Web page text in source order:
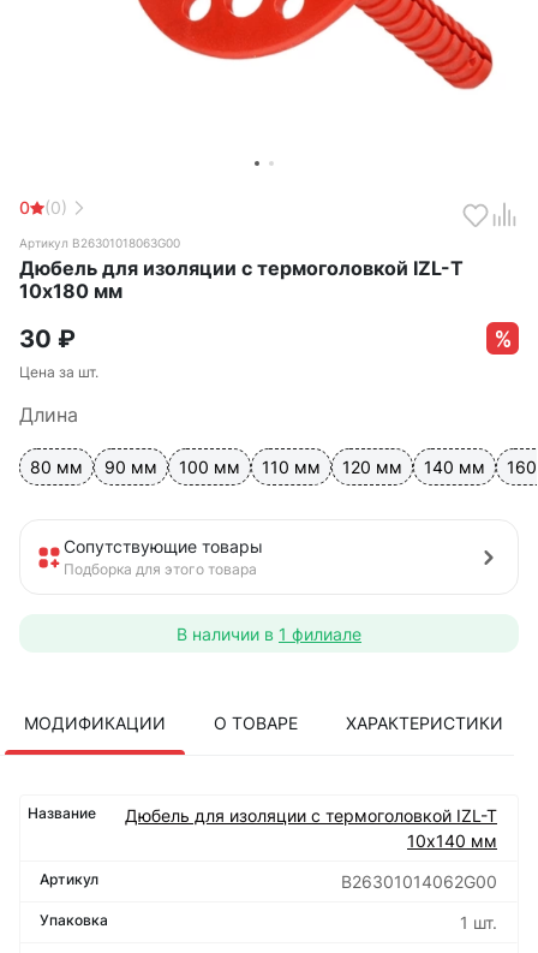
0 (0)
Артикул B26301018063G00
Дюбель для изоляции с термоголовкой IZL-T
10х180 мм
30 ₽
Цена за шт.
Длина
80 мм 90 мм 100 мм 110 мм 120 мм 140 мм
Сопутствующие товары
Подборка для этого товара
В наличии в 1 филиале
МОДИФИКАЦИИ О ТОВАРЕ ХАРАКТЕРИСТИКИ
Дюбель для изоляции с термоголовкой IZL-T
10х140 мм
B26301014062G00
1 шт.